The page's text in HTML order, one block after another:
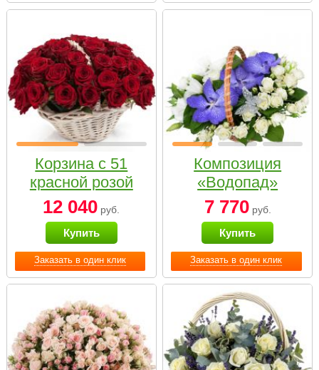
Заказать в один клик
Корзина с 51
красной розой
12 040 руб.
Купить
Заказать в один клик
Композиция
«Водопад»
7 770руб.
Купить